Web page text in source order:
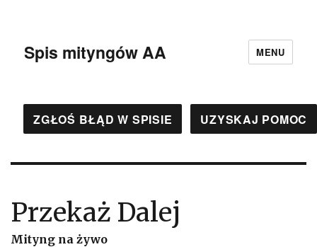
Spis mityngów AA MENU
ZGŁOŚ BŁĄD W SPISIE UZYSKAJ POMOC
Przekaż Dalej
Mityng na żywo